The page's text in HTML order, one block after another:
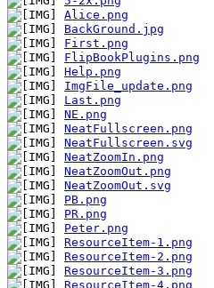
Alice.png
BackGround.jpg
First.png
FlipBookPlugins.png
Help.png
ImgFile_update.png
Last.png
NE.png
NeatFullscreen.png
NeatFullscreen.svg
NeatZoomIn.png
NeatZoomOut.png
NeatZoomOut.svg
PB.png
PR.png
Peter.png
ResourceItem-1.png
ResourceItem-2.png
ResourceItem-3.png
ResourceItem-4.png